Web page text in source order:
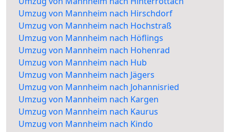
Umzug von Mannheim nach Hirschdorf
Umzug von Mannheim nach Hochstraß
Umzug von Mannheim nach Höflings
Umzug von Mannheim nach Hohenrad
Umzug von Mannheim nach Hub
Umzug von Mannheim nach Jägers
Umzug von Mannheim nach Johannisried
Umzug von Mannheim nach Kargen
Umzug von Mannheim nach Kaurus
Umzug von Mannheim nach Kindo